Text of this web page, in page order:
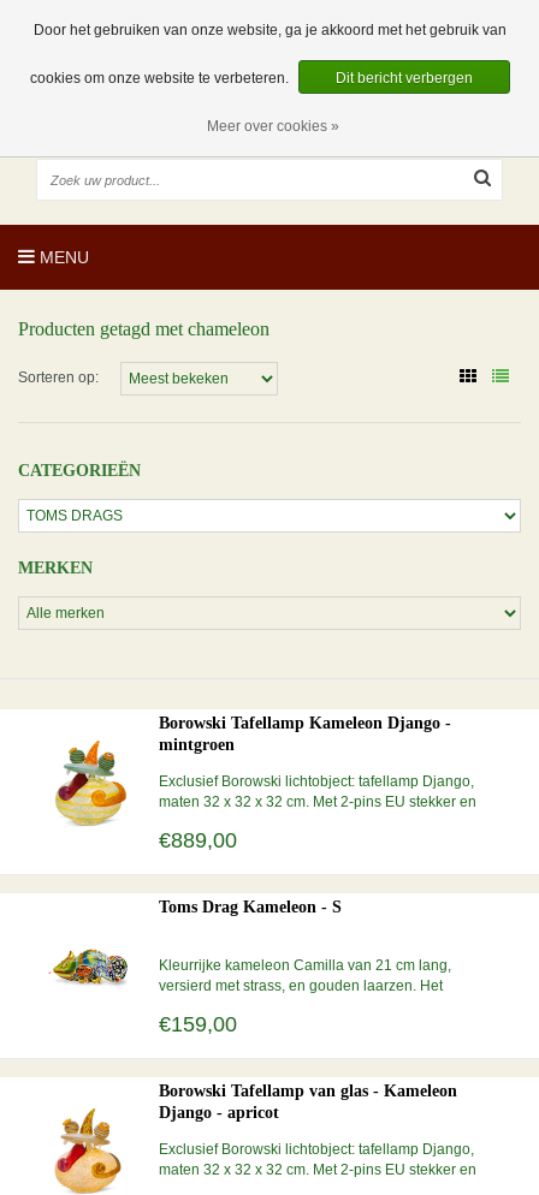
0 Artikelen
NL
EUR
MENU
Producten getagd met chameleon
Sorteren op:
CATEGORIEËN
MERKEN
Borowski Tafellamp Kameleon Django -
mintgroen
Exclusief Borowski lichtobject: tafellamp Django,
maten 32 x 32 x 32 cm. Met 2-pins EU stekker en
groot vakmanschap en is van uitmuntende
€889,00
Toms Drag Kameleon - S
Kleurrijke kameleon Camilla van 21 cm lang,
versierd met strass, en gouden laarzen. Het
symbool van de eenheid van verleden, heden en
€159,00
Borowski Tafellamp van glas - Kameleon
Django - apricot
Exclusief Borowski lichtobject: tafellamp Django,
maten 32 x 32 x 32 cm. Met 2-pins EU stekker en
Door het gebruiken van onze website, ga je akkoord met het gebruik van
cookies om onze website te verbeteren. Dit bericht verbergen
Meer over cookies »